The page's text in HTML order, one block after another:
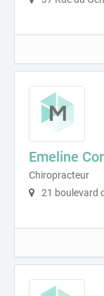
Emeline
Chiropracteur
21 boulevard